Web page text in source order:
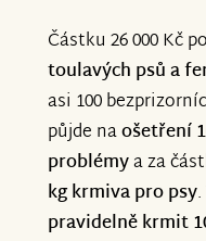
Částku 26 000 Kč
toulavých psů a
asi 100
půjde naošetření
problémya za
kg krmiva pro psy
pravidelně krmit